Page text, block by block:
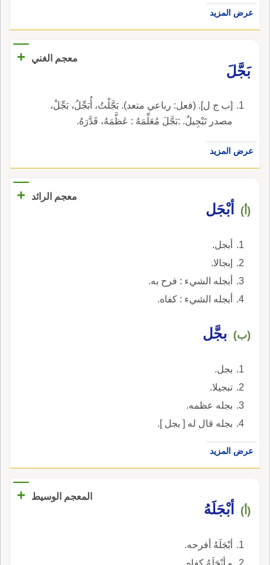
عرض المزيد
معجم الغني
+
بَجَّلَ
[ب ج ل]. (فعل: رباعي متعد). بَجَّلْتُ، أُبَجِّلُ، بَجِّلْ،
مصدر تَبْجِيلٌ. :بَجَّلَ مُعَلِّمَهُ : عَظَّمَهُ، قَدَّرَهُ.
عرض المزيد
معجم الرائد +
(أ) أبْجَل
أبجل.
إبجالا.
أبجله الشيء : فرح به.
أبجله الشيء : كفاه.
(ب) بجَّل
بجل.
تبجيلا.
بجله عظمه.
بجله قال له [ بجل ].
عرض المزيد
المعجم الوسيط +
(أ) أبْجَلَهُ
أبْجَلَهُ أفرحه.
و أبْجَلَهُ كفاه.